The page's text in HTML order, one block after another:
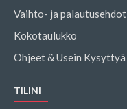
Vaihto- ja palautusehdot
Kokotaulukko
Ohjeet & Usein Kysyttyä
TILINI